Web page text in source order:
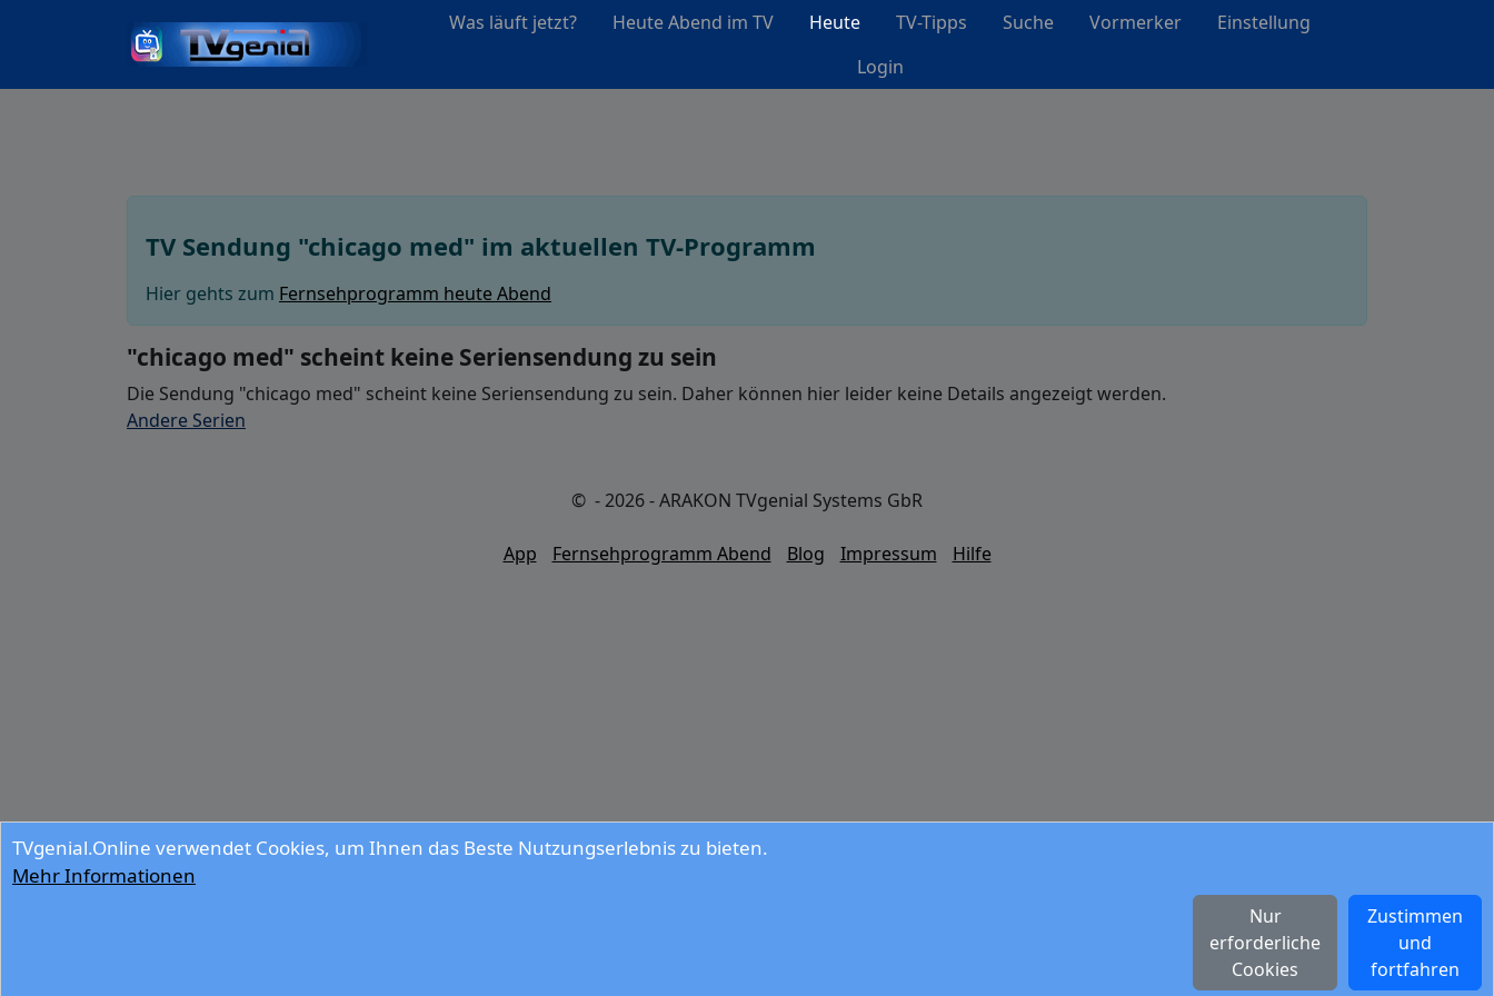
Was läuft jetzt? Heute Abend im TV Heute TV-Tipps Suche Vormerker
Einstellung
Login
TVgenial.Online verwendet Cookies, um Ihnen das Beste Nutzungserlebnis zu bieten.
Mehr Informationen
Zustimmen
und
fortfahren
Nur
erforderliche
Cookies
TV Sendung "chicago med" im aktuellen TV-Programm
Hier gehts zum Fernsehprogramm heute Abend
"chicago med" scheint keine Seriensendung zu sein
Die Sendung "chicago med" scheint keine Seriensendung zu sein. Daher können hier leider keine Details angezeigt werden.
Andere Serien
© - 2026 - ARAKON TVgenial Systems GbR
App Fernsehprogramm Abend Blog Impressum Hilfe